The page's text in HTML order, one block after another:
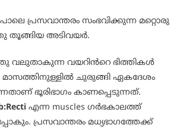
പ്രസവാന്തരം സംഭവിക്കുന്ന മറ്റൊരു
അടിവയർ.
വലുതാകുന്ന വയറിൻറെ ഭിത്തികൾ
മാസത്തിനുള്ളിൽ ചുരുങ്ങി ഏകദേശം
ഭൂരിഭാഗം കാണപ്പെടുന്നത്.
എന്ന muscles ഗർഭകാലത്ത്
പ്രസവാന്തരം മധ്യഭാഗത്തേക്ക്